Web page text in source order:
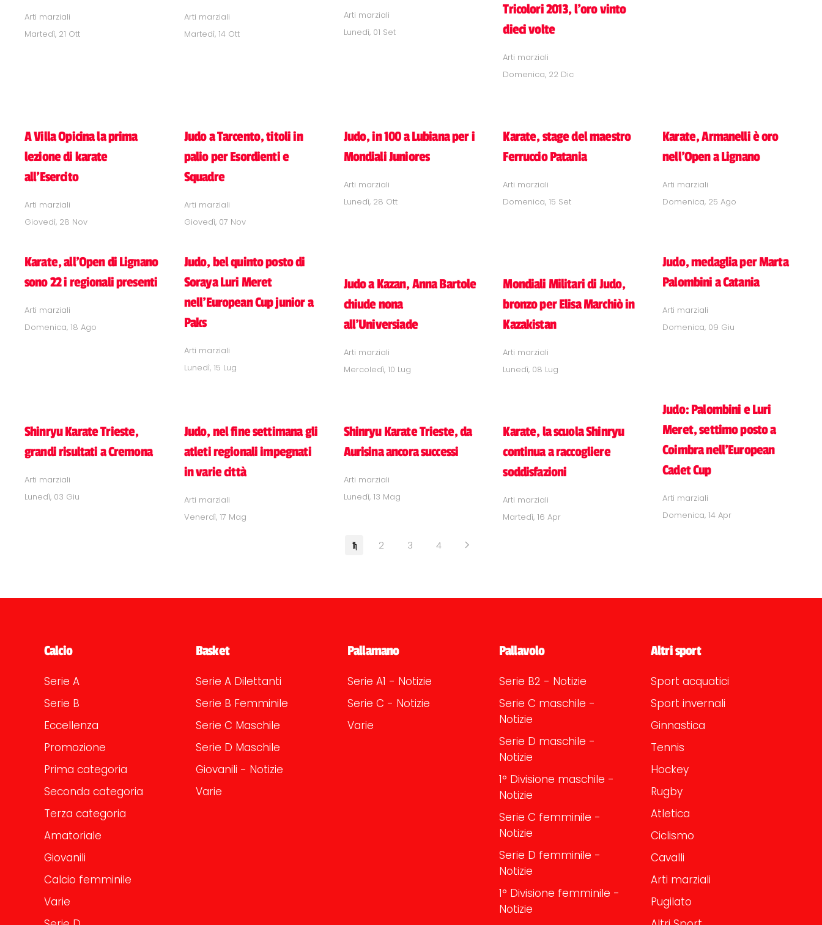
Arti marziali
Martedì, 21 Ott
Arti marziali
Martedì, 14 Ott
Arti marziali
Lunedì, 01 Set
Tricolori 2013, l’oro vinto
dieci volte
Arti marziali
Domenica, 22 Dic
A Villa Opicina la prima
lezione di karate
all’Esercito
Arti marziali
Giovedì, 28 Nov
Judo a Tarcento, titoli in
palio per Esordienti e
Squadre
Arti marziali
Giovedì, 07 Nov
Judo, in 100 a Lubiana per i
Mondiali Juniores
Arti marziali
Lunedì, 28 Ott
Karate, stage del maestro
Ferruccio Patania
Arti marziali
Domenica, 15 Set
Karate, Armanelli è oro
nell'Open a Lignano
Arti marziali
Domenica, 25 Ago
Karate, all'Open di Lignano
sono 22 i regionali presenti
Arti marziali
Domenica, 18 Ago
Judo, bel quinto posto di
Soraya Luri Meret
nell'European Cup junior a
Paks
Arti marziali
Lunedì, 15 Lug
Judo a Kazan, Anna Bartole
chiude nona
all'Universiade
Arti marziali
Mercoledì, 10 Lug
Mondiali Militari di Judo,
bronzo per Elisa Marchiò in
Kazakistan
Arti marziali
Lunedì, 08 Lug
Judo, medaglia per Marta
Palombini a Catania
Arti marziali
Domenica, 09 Giu
Shinryu Karate Trieste,
grandi risultati a Cremona
Arti marziali
Lunedì, 03 Giu
Judo, nel fine settimana gli
atleti regionali impegnati
in varie città
Arti marziali
Venerdì, 17 Mag
Shinryu Karate Trieste, da
Aurisina ancora successi
Arti marziali
Lunedì, 13 Mag
Karate, la scuola Shinryu
continua a raccogliere
soddisfazioni
Arti marziali
Martedì, 16 Apr
Judo: Palombini e Luri
Meret, settimo posto a
Coimbra nell’European
Cadet Cup
Arti marziali
Domenica, 14 Apr
1 2 3 4
Calcio
Serie A
Serie B
Eccellenza
Promozione
Prima categoria
Seconda categoria
Terza categoria
Amatoriale
Giovanili
Calcio femminile
Varie
Basket
Serie A Dilettanti
Serie B Femminile
Serie C Maschile
Serie D Maschile
Giovanili - Notizie
Varie
Pallamano
Serie A1 - Notizie
Serie C - Notizie
Varie
Pallavolo
Serie B2 - Notizie
Serie C maschile -
Notizie
Serie D maschile -
Notizie
1° Divisione maschile -
Notizie
Serie C femminile -
Notizie
Serie D femminile -
Notizie
1° Divisione femminile -
Notizie
Altri sport
Sport acquatici
Sport invernali
Ginnastica
Tennis
Hockey
Rugby
Atletica
Ciclismo
Cavalli
Arti marziali
Pugilato